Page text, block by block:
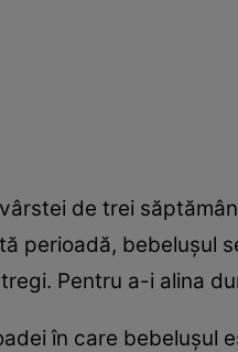
de trei
perioadă, bebeluşul
Pentru a-i alina
în care bebeluşul